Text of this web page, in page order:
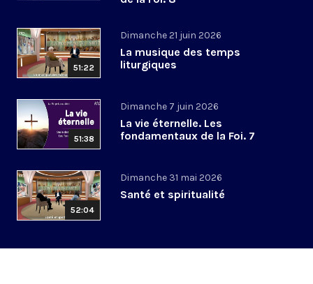
51:22
Dimanche 21 juin 2026
La musique des temps
liturgiques
51:38
Dimanche 7 juin 2026
La vie éternelle. Les
fondamentaux de la Foi. 7
52:04
Dimanche 31 mai 2026
Santé et spiritualité